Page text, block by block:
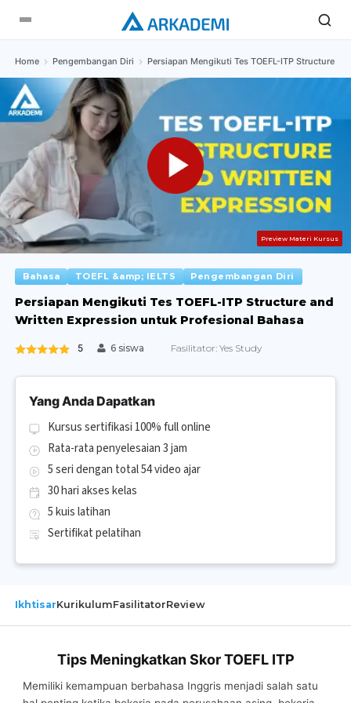
Home Pengembangan Diri Persiapan Mengikuti Tes TOEFL-ITP Structure
Preview Materi Kursus
Bahasa TOEFL &amp; IELTS Pengembangan Diri
Persiapan Mengikuti Tes TOEFL-ITP Structure and
Written Expression untuk Profesional Bahasa
5 6 siswa Fasilitator: Yes Study
Yang Anda Dapatkan
Kursus sertifikasi 100% full online
Rata-rata penyelesaian 3 jam
5 seri dengan total 54 video ajar
30 hari akses kelas
5 kuis latihan
Sertifikat pelatihan
IkhtisarKurikulumFasilitatorReview
Tips Meningkatkan Skor TOEFL ITP
Memiliki kemampuan berbahasa Inggris menjadi salah satu